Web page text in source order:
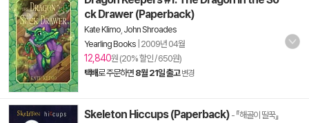
ck Drawer (Paperback)
Kate Klimo John Shroades
Yearling Books 2009년 04월
12,840원 (20% 할인 / 650원)
택배로 주문하면 8월 21일 출고 변경
Skeleton Hiccups (Paperback) - 『해골이 딸꾹』